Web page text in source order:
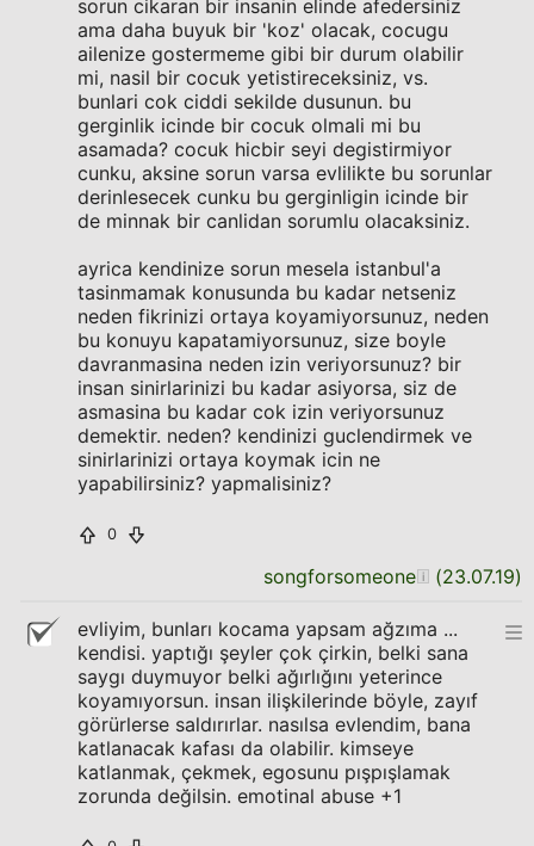
sorun cikaran bir insanin elinde afedersiniz
ama daha buyuk bir 'koz' olacak, cocugu
ailenize gostermeme gibi bir durum olabilir
mi, nasil bir cocuk yetistireceksiniz, vs.
bunlari cok ciddi sekilde dusunun. bu
gerginlik icinde bir cocuk olmali mi bu
asamada? cocuk hicbir seyi degistirmiyor
cunku, aksine sorun varsa evlilikte bu sorunlar
derinlesecek cunku bu gerginligin icinde bir
de minnak bir canlidan sorumlu olacaksiniz.
ayrica kendinize sorun mesela istanbul'a
tasinmamak konusunda bu kadar netseniz
neden fikrinizi ortaya koyamiyorsunuz, neden
bu konuyu kapatamiyorsunuz, size boyle
davranmasina neden izin veriyorsunuz? bir
insan sinirlarinizi bu kadar asiyorsa, siz de
asmasina bu kadar cok izin veriyorsunuz
demektir. neden? kendinizi guclendirmek ve
sinirlarinizi ortaya koymak icin ne
yapabilirsiniz? yapmalisiniz?
0
songforsomeone (23.07.19)
evliyim, bunları kocama yapsam ağzıma ...
kendisi. yaptığı şeyler çok çirkin, belki sana
saygı duymuyor belki ağırlığını yeterince
koyamıyorsun. insan ilişkilerinde böyle, zayıf
görürlerse saldırırlar. nasılsa evlendim, bana
katlanacak kafası da olabilir. kimseye
katlanmak, çekmek, egosunu pışpışlamak
zorunda değilsin. emotinal abuse +1